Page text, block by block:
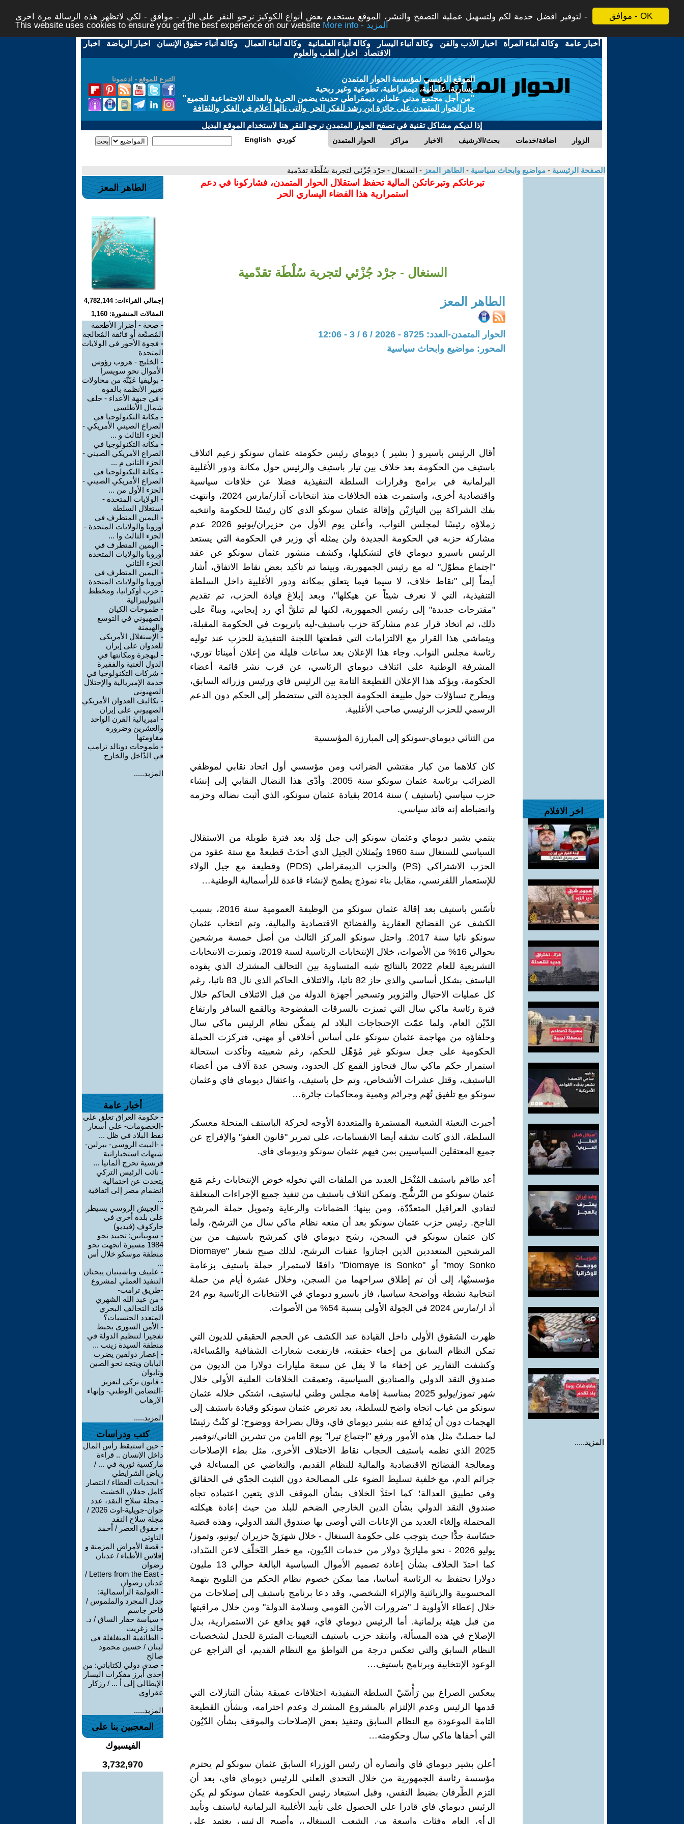
موافق - OK
لتوفير افضل خدمة لكم ولتسهيل عملية التصفح والنشر، الموقع يستخدم بعض أنواع الكوكيز نرجو النقر على الزر - موافق - لكي لاتظهر هذه الرسالة مرة اخرى -
This website uses cookies to ensure you get the best experience on our website
More info - المزيد
أخبار عامة -وكالة أنباء المرأة - اخبار الأدب والفن -وكالة أنباء اليسار -وكالة أنباء العلمانية -وكالة أنباء العمال -وكالة أنباء حقوق الإنسان - اخبار الرياضة - اخبار
الاقتصاد - اخبار الطب والعلوم
التبرع للموقع - ادعمونا
الموقع الرئيسي لمؤسسة الحوار المتمدن
يسارية، علمانية، ديمقراطية، تطوعية وغير ربحية
"من أجل مجتمع مدني علماني ديمقراطي حديث يضمن الحرية والعدالة الاجتماعية للجميع"
حاز الحوار المتمدن على جائزة ابن رشد للفكر الحر والتى نالها أعلام في الفكر والثقافة
إذا لديكم مشاكل تقنية في تصفح الحوار المتمدن نرجو النقر هنا لاستخدام الموقع البديل
الحوار المتمدن مراكز الاخبار بحث/الارشيف اضافة/خدمات الزوار English كوردي
الصفحة الرئيسية - مواضيع وابحاث سياسية - الطاهر المعز - السنغال - جرْد جُزْئي لتجربة سُلْطَة تقدّمية
اخر الافلام
المزيد.....
تبرعاتكم وتبرعاتكن المالية تحفظ استقلال الحوار المتمدن، فشاركونا في دعم
استمرارية هذا الفضاء اليساري الحر
السنغال - جرْد جُزْئي لتجربة سُلْطَة تقدّمية
الطاهر المعز
الحوار المتمدن-العدد: 8725 - 2026 / 6 / 3 - 12:06
المحور: مواضيع وابحاث سياسية
أقال الرئيس باسيرو ( بشير ) ديوماي رئيس حكومته عثمان سونكو زعيم ائتلاف
باستيف من الحكومة بعد خلاف بين تيار باستيف والرئيس حول مكانة ودور الأغلبية
البرلمانية في برامج وقرارات السلطة التنفيذية فضلا عن خلافات سياسية
واقتصادية أخرى، واستمرت هذه الخلافات منذ انتخابات آذار/مارس 2024، وانتهت
بفك الشراكة بين التيارَيْن وإقالة عثمان سونكو الذي كان رئيسًا للحكومة وانتخبه
زملاؤه رئيسًا لمجلس النواب، وأعلن يوم الأول من حزيران/يونيو 2026 عدم
مشاركة حزبه في الحكومة الجديدة ولن يمثله أي وزير في الحكومة التي يستعد
الرئيس باسيرو ديوماي فاي لتشكيلها، وكشف منشور عثمان سونكو عن عقد
"اجتماع مطوّل" له مع رئيس الجمهورية، وبينما تم تأكيد بعض نقاط الاتفاق، أشار
أيضاً إلى "نقاط خلاف، لا سيما فيما يتعلق بمكانة ودور الأغلبية داخل السلطة
التنفيذية، التي لا نعرف شيئاً عن هيكلها"، وبعد إبلاغ قيادة الحزب، تم تقديم
"مقترحات جديدة" إلى رئيس الجمهورية، لكنها لم تتلقَّ أي رد إيجابي، وبناءً على
ذلك، تم اتخاذ قرار عدم مشاركة حزب باستيف-ليه باتريوت في الحكومة المقبلة،
ويتماشى هذا القرار مع الالتزامات التي قطعتها اللجنة التنفيذية للحزب عند توليه
رئاسة مجلس النواب. وجاء هذا الإعلان بعد ساعات قليلة من إعلان أميناتا توري،
المشرفة الوطنية على ائتلاف ديوماي الرئاسي، عن قرب نشر قائمة أعضاء
الحكومة، ويؤكد هذا الإعلان القطيعة التامة بين الرئيس فاي ورئيس وزرائه السابق،
ويطرح تساؤلات حول طبيعة الحكومة الجديدة التي ستضطر إلى الحكم دون الدعم
الرسمي للحزب الرئيسي صاحب الأغلبية.
من الثنائي ديوماي-سونكو إلى المبارزة المؤسسية
كان كلاهما من كبار مفتشي الضرائب ومن مؤسسي أول اتحاد نقابي لموظفي
الضرائب برئاسة عثمان سونكو سنة 2005. وأدّى هذا النضال النقابي إلى إنشاء
حزب سياسي (باستيف ) سنة 2014 بقيادة عثمان سونكو، الذي أثبت نضاله وحزمه
وانضباطه إنه قائد سياسي.
ينتمي بشير ديوماي وعثمان سونكو إلى جيل وُلد بعد فترة طويلة من الاستقلال
السياسي للسنغال سنة 1960 ويُمثلان الجيل الذي أحدَثَ قطيعةً مع ستة عقود من
الحزب الاشتراكي (PS) والحزب الديمقراطي (PDS) وقطيعة مع جيل الولاء
للإستعمار اللفرنسي، مقابل بناء نموذج يطمح لإنشاء قاعدة للرأسمالية الوطنية…
تأسّس باستيف بعد إقالة عثمان سونكو من الوظيفة العمومية سنة 2016، بسبب
الكشف عن الفضائح العقارية والفضائح الاقتصادية والمالية، وتم انتخاب عثمان
سونكو نائبا سنة 2017. واحتل سونكو المركز الثالث من أصل خمسة مرشحين
بحوالي 16% من الأصوات، خلال الإنتخابات الرئاسية لسنة 2019، وتميزت الانتخابات
التشريعية للعام 2022 بالنتائج شبه المتساوية بين التحالف المشترك الذي يقوده
الباستف بشكل أساسي والذي حاز 82 نائبا، والائتلاف الحاكم الذي نال 83 نائبا، رغم
كل عمليات الاحتيال والتزوير وتسخير أجهزة الدولة من قبل الائتلاف الحاكم خلال
فترة رئاسة ماكي سال التي تميزت بالسرقات المفضوحة وبالقمع السافر وارتفاع
الدّيْن العام، ولما عمّت الإحتجاجات البلاد لم يتمكّن نظام الرئيس ماكي سال
وحلفاؤه من مهاجمة عثمان سونكو على أساس أخلاقي أو مهني، فتركزت الحملة
الحكومية على جعل سونكو غير مُؤهّل للحكم، رغم شعبيته وتأكدت استحالة
استمرار حكم ماكي سال فتجاوز القمع كل الحدود، وسجن عدة آلاف من أعضاء
الباستيف، وقتل عشرات الأشخاص، وتم حل باستيف، واعتقال ديوماي فاي وعثمان
سونكو مع تلفيق تُهَم وجرائم وهمية ومحاكمات جائرة…
أجبرت التعبئة الشعبية المستمرة والمتعددة الأوجه لحركة الباستف المنحلة معسكر
السلطة، الذي كانت تشقه أيضا الانقسامات، على تمرير "قانون العفو" والإفراج عن
جميع المعتقلين السياسيين بمن فيهم عثمان سونكو وديوماي فاي.
أعد طاقم باستيف المُنْحَل العديد من الملفات التي تخوله خوض الإنتخابات رغم مَنع
عثمان سونكو من التّرشُّح. وتمكن ائتلاف باستيف من تنفيذ جميع الإجراءات المتعلقة
لتفادي العراقيل المتعدّدّة، ومن بينها: الضمانات والرعاية وتمويل حملة المرشح
الناجح. رئيس حزب عثمان سونكو بعد أن منعه نظام ماكي سال من الترشح، ولما
كان عثمان سونكو في السجن، رشح ديوماي فاي كمرشح باستيف من بين
المرشحين المتعددين الذين اجتازوا عقبات الترشح، لذلك صبح شعار "Diomaye
moy Sonko" أو "Diomaye is Sonko" دافعًا لاستمرار حملة باستيف بزعامة
مؤسسيْها، إلى أن تم إطلاق سراحهما من السجن، وخلال عشرة أيام من حملة
انتخابية نشطة وواضحة سياسيا، فاز باسيرو ديوماي في الانتخابات الرئاسية يوم 24
آذ ار/مارس 2024 في الجولة الأولى بنسبة 54% من الأصوات.
ظهرت الشقوق الأولى داخل القيادة عند الكشف عن الحجم الحقيقي للديون التي
تمكن النظام السابق من إخفاء حقيقته، فارتفعت شعارات الشفافية والمُساءلة،
وكشفت التقارير عن إخفاء ما لا يقل عن سبعة مليارات دولارا من الديون من
صندوق النقد الدولي والصناديق السياسية، وتعمقت الخلافات العلنية الأولى خلال
شهر تموز/يوليو 2025 بمناسبة إقامة مجلس وطني لباستيف، اشتكى خلاله عثمان
سونكو من غياب اتجاه واضح للسلطة، بعد تعرض عثمان سونكو وقيادة باستيف إلى
الهجمات دون أن يُدافع عنه بشير ديوماي فاي، وقال بصراحة ووضوح: لو كنْتُ رئيسًا
لما حصلتْ مثل هذه الأمور ورفع "اجتماع تيرا" يوم الثامن من تشرين الثاني/نوفمبر
2025 الذي نظمه باستيف الحجاب نقاط الاختلاف الأخرى، مثل بطء الإصلاحات
ومعالجة الفضائح الاقتصادية والمالية للنظام القديم، والتغاضي عن المساءلة في
جرائم الدم، مع خلفية تسليط الضوء على المصالحة دون التثبت الجدّي في الحقائق
وفي تطبيق العدالة؛ كما احتَدَّ الخلاف بشأن الموقف الذي يتعين اعتماده تجاه
صندوق النقد الدولي بشأن الدين الخارجي الضخم للبلد من حيث إعادة هيكلته
المحتملة وإلغاء العديد من الإعانات التي أوصى بها صندوق النقد الدولي، وهذه قضية
حسّاسة جدًّا حيث يتوجب على حكومة السنغال - خلال شهرَيْ حزيران /يونيو، وتموز/
يوليو 2026 - نحو مليارَيْ دولار من خدمات الدّيون، مع خطر التّخلّف لاعن السّداد،
كما احتدّ الخلاف بشأن إعادة تصميم الأموال السياسية البالغة حوالي 13 مليون
دولارا تحتفظ به الرئاسة أساسا، مما يمكن خصوم نظام الحكم من التلويح بتهمة
المحسوبية والزبائنية والإثراء الشخصي، وقد دعا برنامج باستيف إلى إصلاحات من
خلال إعطاء الأولوية لـ "ضرورات الأمن القومي وسلامة الدولة" ومن خلال مراقبتها
من قبل هيئة برلمانية. أما الرئيس ديوماي فاي، فهو يدافع عن الاستمرارية، بدل
الإصلاح في هذه المسألة، وانتقد حزب باستيف التعيينات المثيرة للجدل لشخصيات
النظام السابق والتي تعكس درجة من التواطؤ مع النظام القديم، أي التراجع عن
الوعود الإنتخابية وبرنامج باستيف…
يبعكس الصراع بين رَأْسّيْ السلطة التنفيذية اختلافات عميقة بشأن التنازلات التي
قدمها الرئيس وعدم الإلتزام بالمشروع المشترك وعدم احترامه، وبشأن القطيعة
التامة الموعودة مع النظام السابق وتنفيذ بعض الإصلاحات والموقف بشأن الدّيُون
التي أخفاها ماكي سال وحكومته…
أعلن بشير ديوماي فاي وأنصاره أن رئيس الوزراء السابق عثمان سونكو لم يحترم
مؤسسة رئاسة الجمهورية من خلال التحدي العلني للرئيس ديوماي فاي، بعد أن
التزم الطّرفان بضبط النفس، وقبل استبعاد رئيس الحكومة عثمان سونكو لم يكن
الرئيس ديوماي فاي قادرا على الحصول على تأييد الأغلبية البرلمانية لباستف وتأييد
الرأي العام وفئات واسعة من الشعب السنغالي، وأصبح الرئيس يعتمد على
الطاهر المعز
إجمالي القراءات: 4,782,144
المقالات المنشورة: 1,160
- صحة - أضرار الأطعمة
المُصنّعة أو فائقة المُعالجة
- فجوة الأجور في الولايات
المتحدة
- الخليج - هروب رؤوس
الأموال نحو سويسرا
- بوليفيا عَيّنّة من محاولات
تغيير الأنظمة بالقوة
- في جبهة الأعداء - حلف
شمال الأطلسي
- مكانة التكنولوجيا في
الصراع الصيني الأمريكي -
الجزء الثالث و ...
- مكانة التكنولوجيا في
الصراع الأمريكي الصيني -
الجزء الثاني م ...
- مكانة التكنولوجيا في
الصراع الأمريكي الصيني -
الجزء الأول من ...
- الولايات المتحدة -
استغلال السلطة
- اليمين المتطرف في
أوروبا والولايات المتحدة -
الجزء الثالث وا ...
- اليمين المتطرف في
أوروبا والولايات المتحدة
الجزء الثاني
- اليمين المتطرف في
أوروبا والولايات المتحدة
- حرب أوكرانيا، ومخطط
النيوليبرالية
- طموحات الكيان
الصهيوني في التوسع
والهيمنة
- الإستغلال الأمريكي
للعدوان على إيران
- لبهجرة ومكانتها في
الدول الغنية والفقيرة
- شركات التكنولوجيا في
خدمة الإمبريالية والإحتلال
الصهيوني
- تكاليف العدوان الأمريكي
الصهيوني على إيران
- امبريالية القرن الواحد
والعشرين وضرورة
مقاومتها
- طموحات دونالد ترامب
في الدّاخل والخارج
المزيد.....
أخبار عامة
- حكومة العراق تعلق على
-الخصومات- على أسعار
نفط البلاد في ظل ...
- -البيت الروسي- ببرلين-
شبهات استخباراتية
فرنسية تحرج ألمانيا ...
- نائب الرئيس التركي
يتحدث عن احتمالية
انضمام مصر إلى اتفاقية
...
- الجيش الروسي يسيطر
على بلدة أخرى في
خاركوف (فيديو)
- سوبيانين: تحييد نحو
1984 مسيرة اتجهت نحو
منطقة موسكو خلال أس
...
- علييف وباشينيان يبحثان
التنفيذ العملي لمشروع
-طريق ترامب-
- من عبد الله الشهري
قائد التحالف البحري
المتعدد الجنسيات؟
- الأمن السوري يحبط
تفجيرا لتنظيم الدولة في
منطقة السيدة زينب ...
- إعصار دولفين يضرب
اليابان ويتجه نحو الصين
وتايوان
- قانون تركي لتعزيز
-التضامن الوطني- وإنهاء
الإرهاب
المزيد.....
كتب ودراسات
- حين استيقظ رأس المال
داخل الإنسان .. قراءة
ماركسية ثورية في ... /
رياض الشرايطي
- ابجديات العطاء / انتصار
كامل جفلان الخشت
- مجلة سلاح النقد، عدد
جوان-جويلية-اوت 2026 /
مجلة سلاح النقد
- حقوق العصر / أحمد
التاوتي
- قصة الأمراض المزمنة و
إفلاس الأطباء / عدنان
رضوان
-
Letters from the East /
عدنان رضوان
- العولمة الرأسمالية:
جدل المجرد والملموس /
فاخر جاسم
- سياسة حفار الساق / د.
خالد زغريت
- الطائفية المتغلغلة في
لبنان / حسين محمود
صالح
- صدى دولي لكتاباتي: من
إحدى أبرز مفكرات اليسار
الإيطالي إلى أ ... / رزكار
عقراوي
المزيد.....
المعجبين بنا على
الفيسبوك
3,732,970